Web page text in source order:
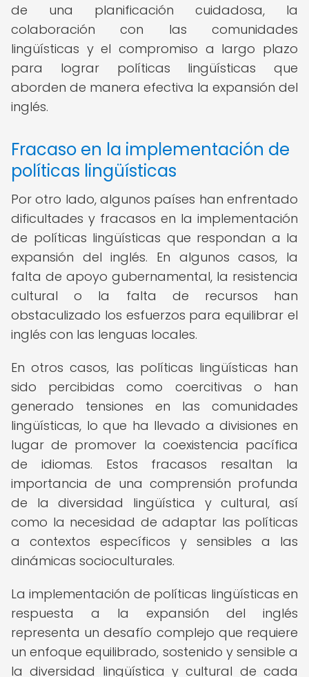
de una planificación cuidadosa, la
colaboración con las comunidades
lingüísticas y el compromiso a largo plazo
para lograr políticas lingüísticas que
aborden de manera efectiva la expansión del
inglés.
Fracaso en la implementación de
políticas lingüísticas
Por otro lado, algunos países han enfrentado
dificultades y fracasos en la implementación
de políticas lingüísticas que respondan a la
expansión del inglés. En algunos casos, la
falta de apoyo gubernamental, la resistencia
cultural o la falta de recursos han
obstaculizado los esfuerzos para equilibrar el
inglés con las lenguas locales.
En otros casos, las políticas lingüísticas han
sido percibidas como coercitivas o han
generado tensiones en las comunidades
lingüísticas, lo que ha llevado a divisiones en
lugar de promover la coexistencia pacífica
de idiomas. Estos fracasos resaltan la
importancia de una comprensión profunda
de la diversidad lingüística y cultural, así
como la necesidad de adaptar las políticas
a contextos específicos y sensibles a las
dinámicas socioculturales.
La implementación de políticas lingüísticas en
respuesta a la expansión del inglés
representa un desafío complejo que requiere
un enfoque equilibrado, sostenido y sensible a
la diversidad lingüística y cultural de cada